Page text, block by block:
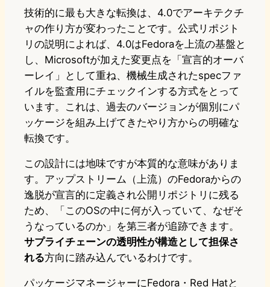
技術的に最も大きな転換は、4.0でアーキテクチ
ャの作り方が変わったことです。公式リポジト
リの説明によれば、4.0はFedoraを上流の基盤と
し、Microsoftが加えた変更点を「宣言的オーバ
ーレイ」として重ね、機械生成されたspecファ
イルを監査用にチェックインする方式をとって
います。これは、過去のバージョンが個別にパ
ッケージを組み上げてきたやり方からの明確な
転換です。
この設計には地味ですが本質的な意味がありま
す。アップストリーム（上流）のFedoraからの
逸脱が宣言的に定義され公開リポジトリに残る
ため、「このOSの中に何が入っていて、なぜそ
うなっているのか」を第三者が追跡できます。
サプライチェーンの透明性が構造として担保さ
れる方向に踏み込んでいるわけです。
パッケージマネージャーにFedora・Red Hatと